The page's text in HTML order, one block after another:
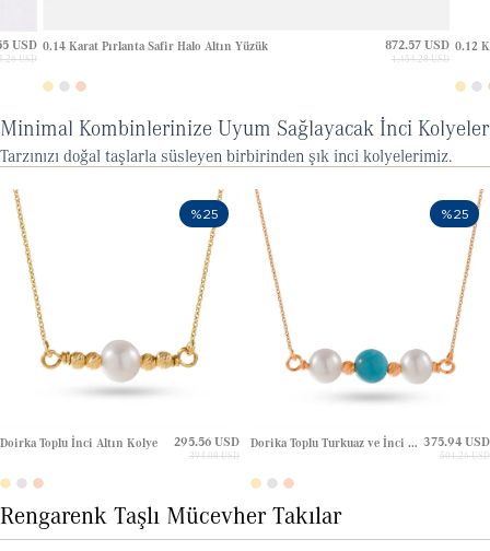
USD
USD
0.14 Karat Pırlanta Safir Halo Altın Yüzük 872.57 USD
1,454.28 USD
0.12
Minimal Kombinlerinize Uyum Sağlayacak İnci Kolyeler
Tarzınızı doğal taşlarla süsleyen birbirinden şık inci kolyelerimiz.
Doirka Toplu İnci Altın Kolye 295.56 USD
394.08 USD
%25
Dorika Toplu Turkuaz ve İnci Altın Kolye 375.94 USD
501.26 USD
%25
Rengarenk Taşlı Mücevher Takılar